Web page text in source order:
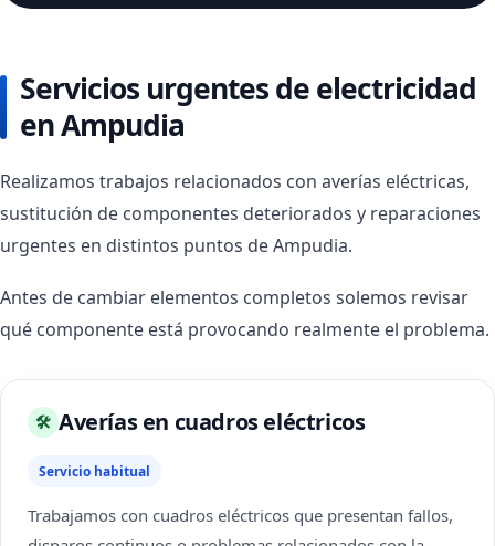
Servicios urgentes de electricidad
en Ampudia
Realizamos trabajos relacionados con averías eléctricas,
sustitución de componentes deteriorados y reparaciones
urgentes en distintos puntos de Ampudia.
Antes de cambiar elementos completos solemos revisar
qué componente está provocando realmente el problema.
🛠 Averías en cuadros eléctricos
Servicio habitual
Trabajamos con cuadros eléctricos que presentan fallos,